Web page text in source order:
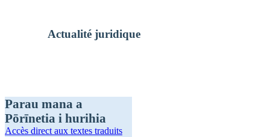
Actualité juridique
Parau mana a
Pōrīnetia i hurihia
Accès direct aux textes traduits